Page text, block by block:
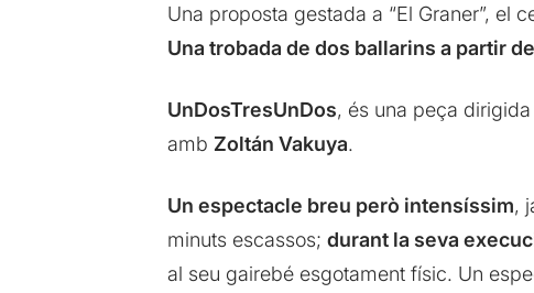
Una proposta gestada a “El Graner”,
Una trobada de dos ballarins a partir
UnDosTresUnDos, és una peça
amb Zoltán Vakuya.
Un espectacle breu però intensíssim,
minuts escassos; durant la seva
al seu gairebé esgotament físic. Un